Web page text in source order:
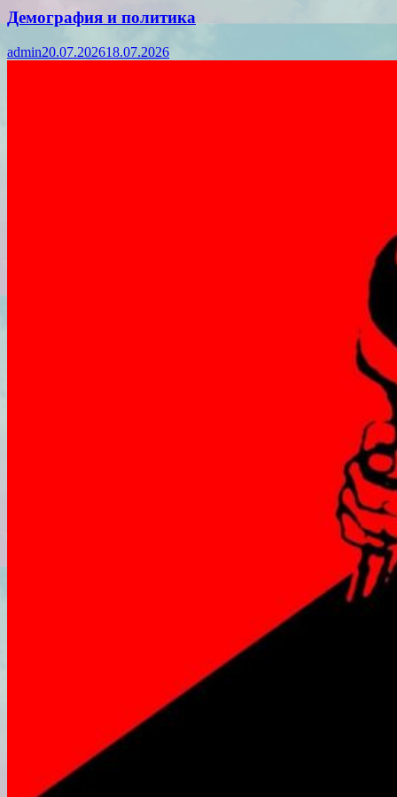
Демография и политика
admin20.07.202618.07.2026